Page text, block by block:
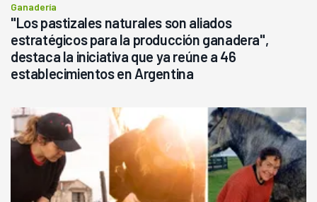
Ganadería
"Los pastizales naturales son aliados
estratégicos para la producción ganadera",
destaca la iniciativa que ya reúne a 46
establecimientos en Argentina